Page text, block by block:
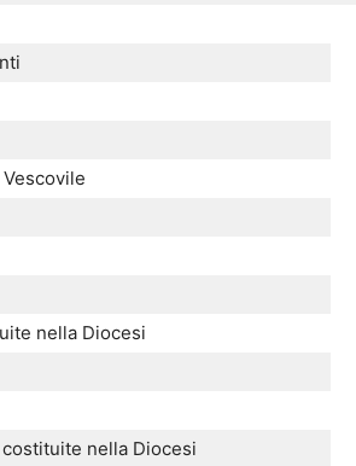
nella Diocesi
nella Diocesi